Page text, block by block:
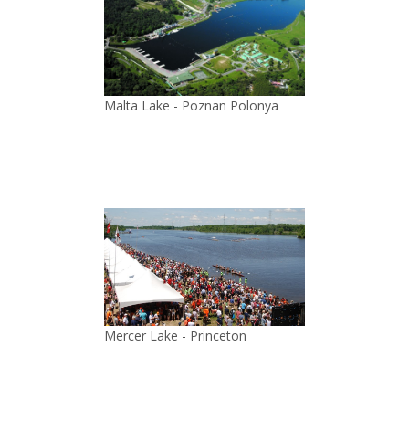
Malta Lake - Poznan Polonya
Mercer Lake - Princeton